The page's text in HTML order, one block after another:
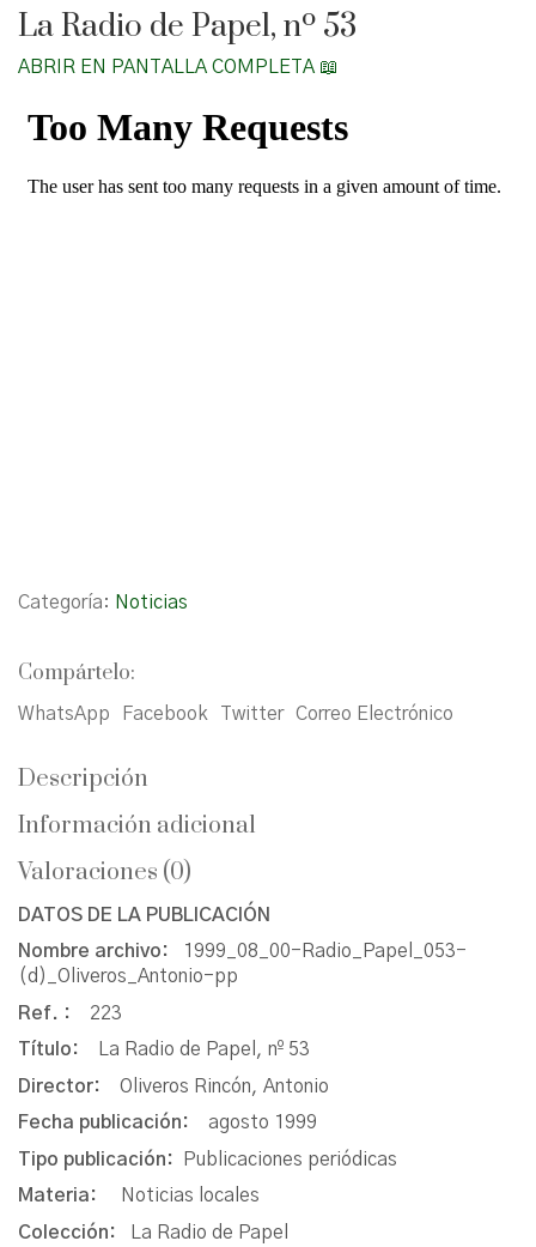
La Radio de Papel, nº 53
ABRIR EN PANTALLA COMPLETA 📖
Categoría: Noticias
Compártelo:
WhatsApp Facebook Twitter Correo Electrónico
Descripción
Información adicional
Valoraciones (0)
DATOS DE LA PUBLICACIÓN
Nombre archivo:
1999_08_00-Radio_Papel_053-
(d)_Oliveros_Antonio-pp
Ref. : 223
Título:
La Radio de Papel, nº 53
Director: Oliveros Rincón, Antonio
Fecha publicación: agosto 1999
Tipo publicación:
Publicaciones periódicas
Materia:
Noticias locales
Colección:
La Radio de Papel